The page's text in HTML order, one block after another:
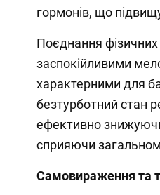
гормонів, що
Поєднання
заспокійливими
характерними для
безтурботний стан
ефективно
сприяючи
Самовираження та